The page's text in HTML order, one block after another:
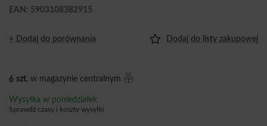
EAN: 5903108382915
+ Dodaj do porównania Dodaj do listy zakupowej
6 szt. w magazynie centralnym
Wysyłka w poniedziałek
Sprawdź czasy i koszty wysyłki